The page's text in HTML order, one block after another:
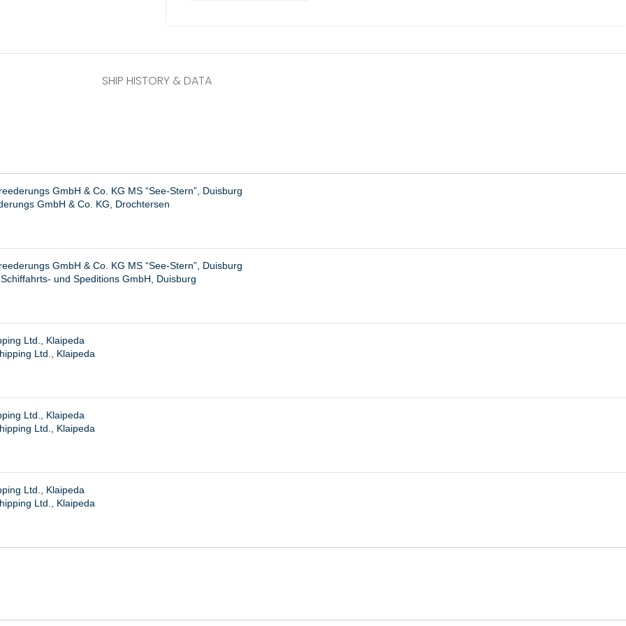
SHIP HISTORY & DATA
GmbH & Co. KG MS “See-Stern”, Duisburg
GmbH & Co. KG, Drochtersen
GmbH & Co. KG MS “See-Stern”, Duisburg
und Speditions GmbH, Duisburg
Ltd., Klaipeda
Ltd., Klaipeda
Ltd., Klaipeda
Ltd., Klaipeda
Ltd., Klaipeda
Ltd., Klaipeda